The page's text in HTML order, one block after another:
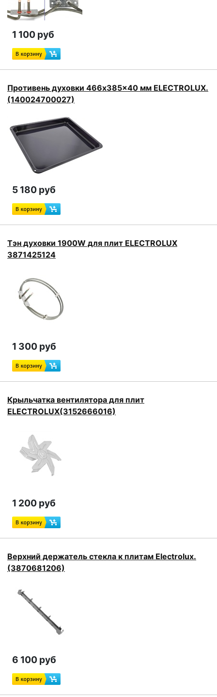
1 100 руб
Противень духовки 466x385x40 мм ELECTROLUX.
(140024700027)
5 180 руб
Тэн духовки 1900W для плит ELECTROLUX
3871425124
1 300 руб
Крыльчатка вентилятора для плит
ELECTROLUX(3152666016)
1 200 руб
Верхний держатель стекла к плитам Electrolux.
(3870681206)
6 100 руб